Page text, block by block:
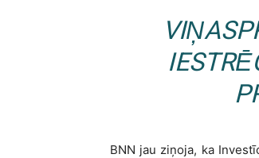
BNN jau ziņoja, ka